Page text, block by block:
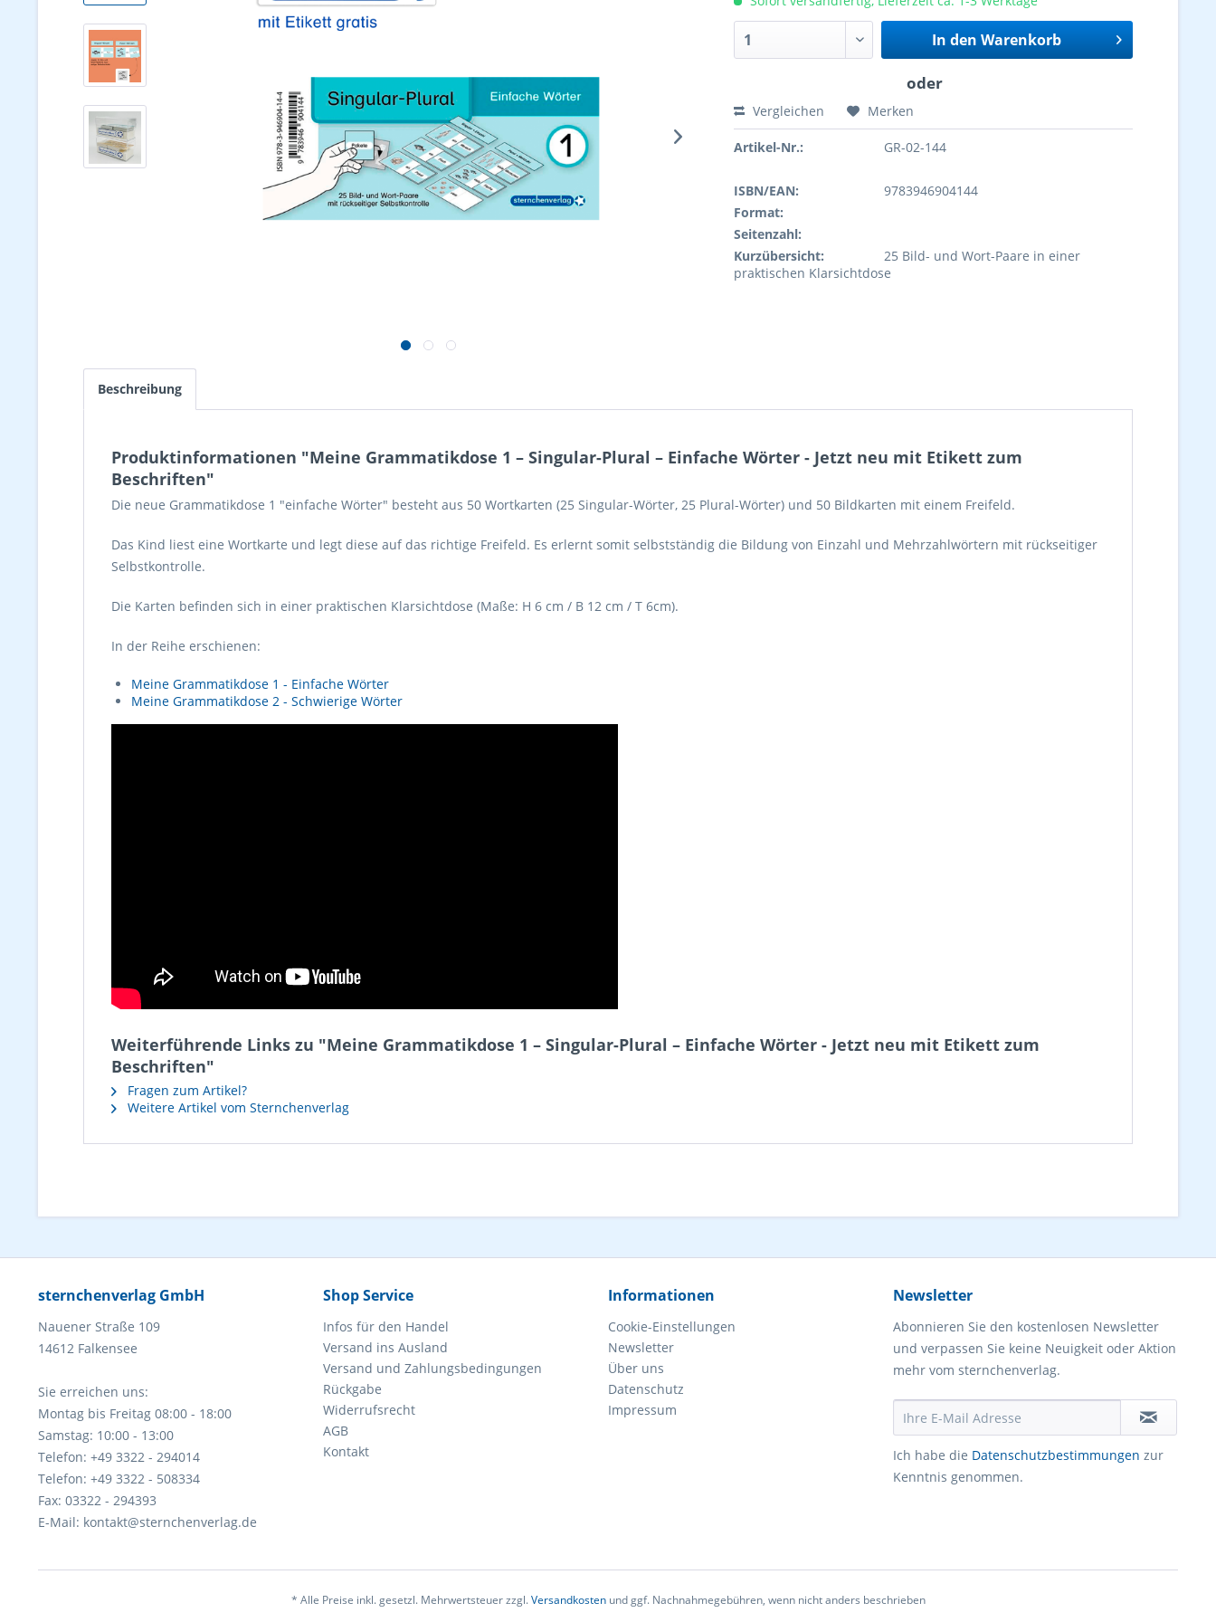
In den Warenkorb
Vergleichen Merken
Artikel-Nr.: GR-02-144
ISBN/EAN:
9783946904144
Format:
Seitenzahl:
Kurzübersicht:
25 Bild- und Wort-Paare in einer
praktischen Klarsichtdose
Beschreibung
Produktinformationen "Meine Grammatikdose 1 – Singular-Plural – Einfache Wörter - Jetzt neu mit Etikett zum
Beschriften"
Die neue Grammatikdose 1 "einfache Wörter" besteht aus 50 Wortkarten (25 Singular-Wörter, 25 Plural-Wörter) und 50 Bildkarten mit einem Freifeld.
Das Kind liest eine Wortkarte und legt diese auf das richtige Freifeld. Es erlernt somit selbstständig die Bildung von Einzahl und Mehrzahlwörtern mit rückseitiger
Selbstkontrolle.
Die Karten befinden sich in einer praktischen Klarsichtdose (Maße: H 6 cm / B 12 cm / T 6cm).
In der Reihe erschienen:
Meine Grammatikdose 1 - Einfache Wörter
Meine Grammatikdose 2 - Schwierige Wörter
Weiterführende Links zu "Meine Grammatikdose 1 – Singular-Plural – Einfache Wörter - Jetzt neu mit Etikett zum
Beschriften"
Fragen zum Artikel?
Weitere Artikel vom Sternchenverlag
sternchenverlag GmbH
Nauener Straße 109
14612 Falkensee
Sie erreichen uns:
Montag bis Freitag 08:00 - 18:00
Samstag: 10:00 - 13:00
Telefon: +49 3322 - 294014
Telefon: +49 3322 - 508334
Fax: 03322 - 294393
E-Mail: kontakt@sternchenverlag.de
Shop Service
Infos für den Handel
Versand ins Ausland
Versand und Zahlungsbedingungen
Rückgabe
Widerrufsrecht
AGB
Kontakt
Informationen
Cookie-Einstellungen
Newsletter
Über uns
Datenschutz
Impressum
Newsletter
Abonnieren Sie den kostenlosen Newsletter
und verpassen Sie keine Neuigkeit oder Aktion
mehr vom sternchenverlag.
Ich habe die Datenschutzbestimmungen zur
Kenntnis genommen.
* Alle Preise inkl. gesetzl. Mehrwertsteuer zzgl.Versandkostenund ggf. Nachnahmegebühren, wenn nicht anders beschrieben